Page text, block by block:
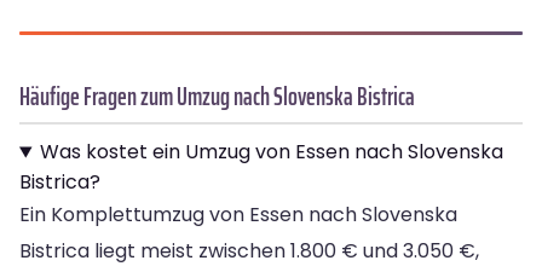
Häufige Fragen zum Umzug nach Slovenska Bistrica
Was kostet ein Umzug von Essen nach Slovenska
Bistrica?
Ein Komplettumzug von Essen nach Slovenska
Bistrica liegt meist zwischen 1.800 € und 3.050 €,